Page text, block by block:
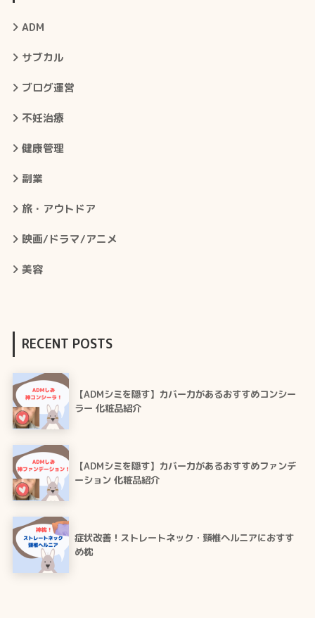
ADM
サブカル
ブログ運営
不妊治療
健康管理
副業
旅・アウトドア
映画/ドラマ/アニメ
美容
RECENT POSTS
【ADMシミを隠す】カバー力があるおすすめコンシー
ラー 化粧品紹介
【ADMシミを隠す】カバー力があるおすすめファンデ
ーション 化粧品紹介
症状改善！ストレートネック・頸椎ヘルニアにおすす
め枕